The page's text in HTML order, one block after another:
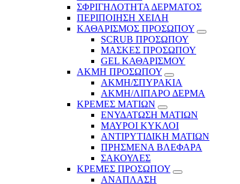
ΣΦΡΙΓΗΛΟΤΗΤΑ ΔΕΡΜΑΤΟΣ
ΠΕΡΙΠΟΙΗΣΗ ΧΕΙΛΗ
ΚΑΘΑΡΙΣΜΟΣ ΠΡΟΣΩΠΟΥ
SCRUB ΠΡΟΣΩΠΟΥ
ΜΑΣΚΕΣ ΠΡΟΣΩΠΟΥ
GEL ΚΑΘΑΡΙΣΜΟΥ
ΑΚΜΗ ΠΡΟΣΩΠΟΥ
ΑΚΜΗ/ΣΠΥΡΑΚΙΑ
ΑΚΜΗ/ΛΙΠΑΡΟ ΔΕΡΜΑ
ΚΡΕΜΕΣ ΜΑΤΙΩΝ
ΕΝΥΔΑΤΩΣΗ ΜΑΤΙΩΝ
ΜΑΥΡΟΙ ΚΥΚΛΟΙ
ΑΝΤΙΡΥΤΙΔΙΚΗ ΜΑΤΙΩΝ
ΠΡΗΣΜΕΝΑ ΒΛΕΦΑΡΑ
ΣΑΚΟΥΛΕΣ
ΚΡΕΜΕΣ ΠΡΟΣΩΠΟΥ
ΑΝΑΠΛΑΣΗ